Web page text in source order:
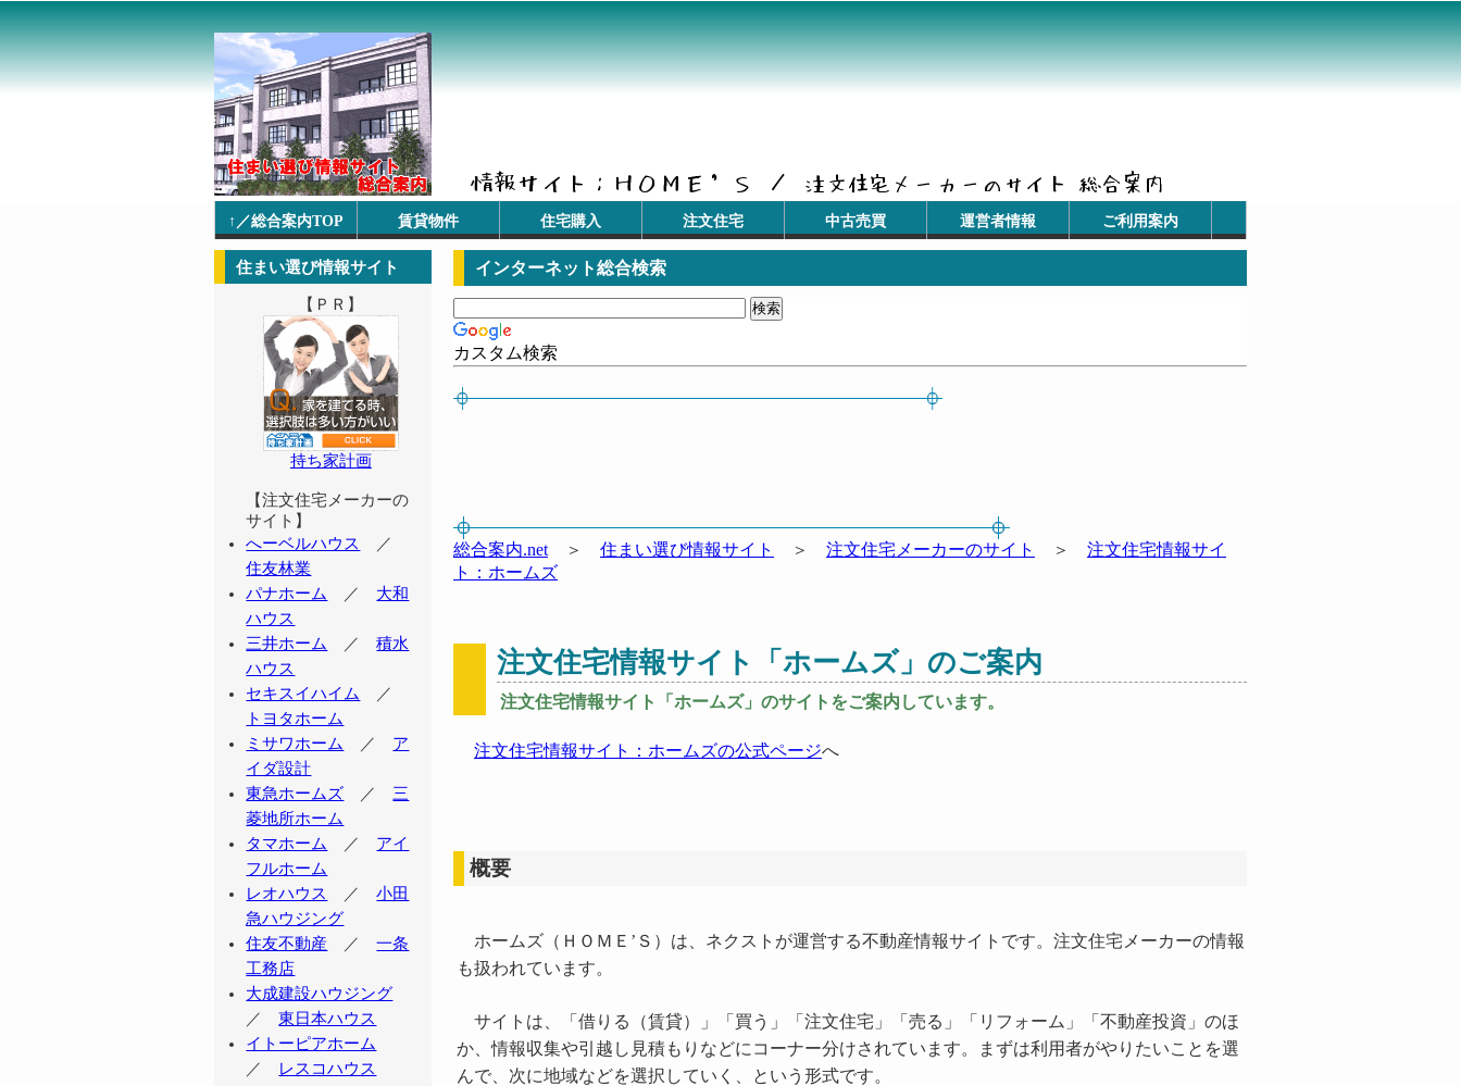
↑／総合案内TOP 賃貸物件 住宅購入 注文住宅 中古売買 運営者情報 ご利用案内
インターネット総合検索
カスタム検索
総合案内.net ＞ 住まい選び情報サイト ＞ 注文住宅メーカーのサイト ＞ 注文住宅情報サイ
ト：ホームズ
注文住宅情報サイト「ホームズ」のご案内
注文住宅情報サイト「ホームズ」のサイトをご案内しています。
注文住宅情報サイト：ホームズの公式ページへ
概要
ホームズ（ＨＯＭＥ’Ｓ）は、ネクストが運営する不動産情報サイトです。注文住宅メーカーの情報
も扱われています。
サイトは、「借りる（賃貸）」「買う」「注文住宅」「売る」「リフォーム」「不動産投資」のほ
か、情報収集や引越し見積もりなどにコーナー分けされています。まずは利用者がやりたいことを選
んで、次に地域などを選択していく、という形式です。
住まい選び情報サイト
【ＰＲ】
持ち家計画
【注文住宅メーカーの
サイト】
へーベルハウス
／
住友林業
パナホーム
／ 大和
ハウス
三井ホーム
／積水
ハウス
セキスイハイム
／
トヨタホーム
ミサワホーム
／ ア
イダ設計
東急ホームズ ／ 三
菱地所ホーム
タマホーム
／ アイ
フルホーム
レオハウス
／小田
急ハウジング
住友不動産 ／一条
工務店
大成建設ハウジング
／東日本ハウス
イトーピアホーム
／ レスコハウス